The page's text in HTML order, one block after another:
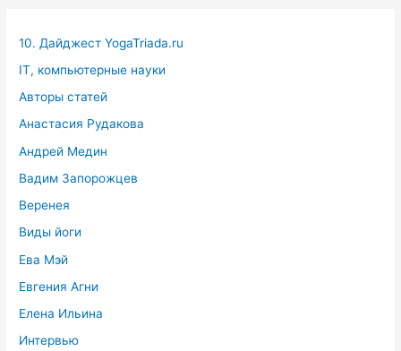
10. Дайджест YogaTriada.ru
IT, компьютерные науки
Авторы статей
Анастасия Рудакова
Андрей Медин
Вадим Запорожцев
Веренея
Виды йоги
Ева Мэй
Евгения Агни
Елена Ильина
Интервью